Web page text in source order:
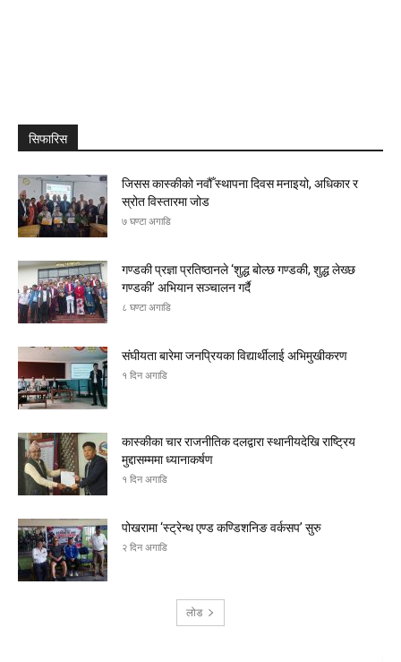
सिफारिस
जिसस कास्कीको नवौँ स्थापना दिवस मनाइयो, अधिकार र
स्रोत विस्तारमा जोड
७ घण्टा अगाडि
गण्डकी प्रज्ञा प्रतिष्ठानले ‘शुद्ध बोल्छ गण्डकी, शुद्ध लेख्छ
गण्डकी’ अभियान सञ्चालन गर्दै
८ घण्टा अगाडि
संघीयता बारेमा जनप्रियका विद्यार्थीलाई अभिमुखीकरण
१ दिन अगाडि
कास्कीका चार राजनीतिक दलद्वारा स्थानीयदेखि राष्ट्रिय
मुद्दासम्ममा ध्यानाकर्षण
१ दिन अगाडि
पोखरामा ‘स्ट्रेन्थ एण्ड कण्डिशनिङ वर्कसप’ सुरु
२ दिन अगाडि
लोड